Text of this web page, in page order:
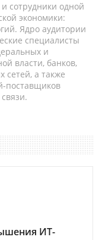
сотрудники одной
экономики:
Ядро аудитории
специалисты
и
власти, банков,
а также
поставщиков
ИТ-